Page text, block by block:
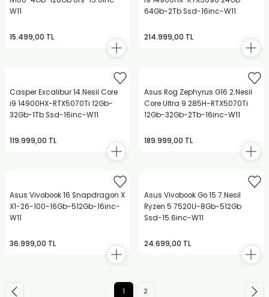
W11
15.499,00 TL
64Gb-2Tb Ssd-16inc-W11
214.999,00 TL
Casper Excalibur 14.Nesil Core
i9 14900HX-RTX5070Ti 12Gb-
32Gb-1Tb Ssd-16inc-W11
119.999,00 TL
Asus Rog Zephyrus G16 2.Nesil
Core Ultra 9 285H-RTX5070Ti
12Gb-32Gb-2Tb-16inc-W11
189.999,00 TL
Asus Vivobook 16 Snapdragon X
X1-26-100-16Gb-512Gb-16inc-
W11
36.999,00 TL
Asus Vivobook Go 15 7.Nesil
Ryzen 5 7520U-8Gb-512Gb
Ssd-15.6inc-W11
24.699,00 TL
1 2